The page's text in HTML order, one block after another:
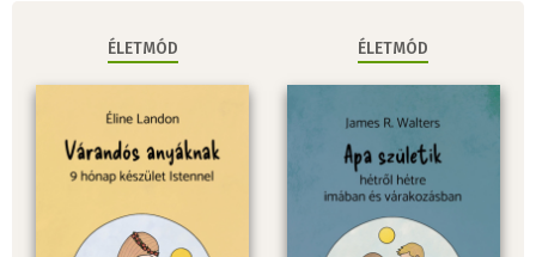
ÉLETMÓD ÉLETMÓD